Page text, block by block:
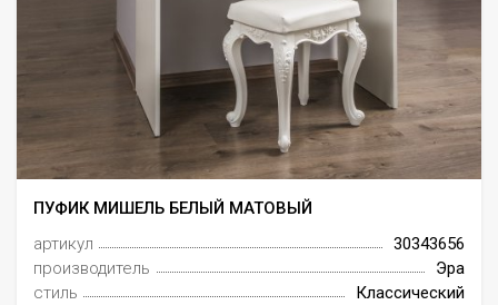
ПУФИК МИШЕЛЬ БЕЛЫЙ МАТОВЫЙ
артикул
30343656
производитель
Эра
стиль
Классический